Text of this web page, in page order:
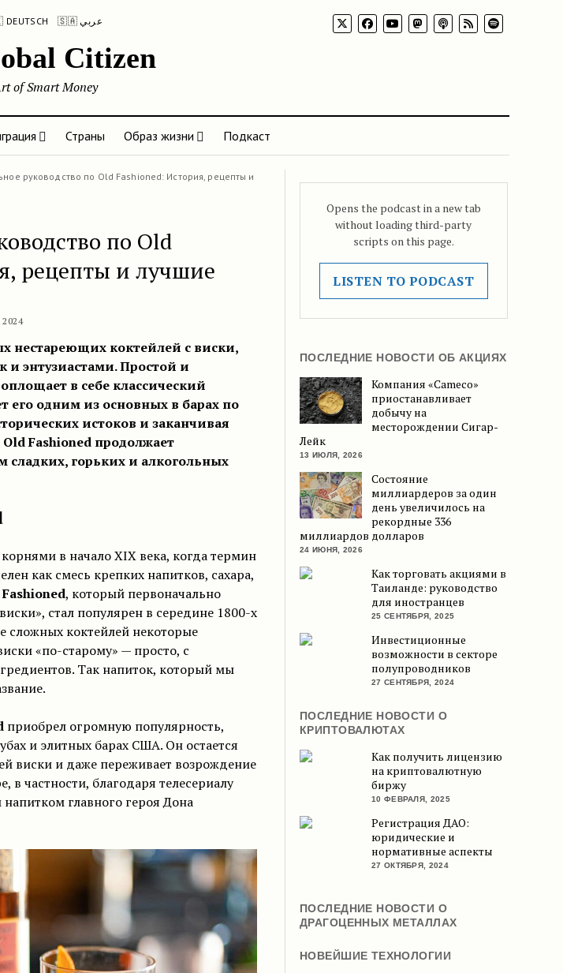
🇸🇦 عربي
Citizen
of Smart Money
Страны Образ жизни Подкаст
руководство по Old Fashioned: История, рецепты и
по Old
рецепты и лучшие
нестареющих коктейлей с виски,
энтузиастами. Простой и
в себе классический
его одним из основных в барах по
истоков и заканчивая
Fashioned продолжает
сладких, горьких и алкогольных
в начало XIX века, когда термин
как смесь крепких напитков, сахара,
, который первоначально
стал популярен в середине 1800-х
сложных коктейлей некоторые
«по-старому» — просто, с
Так напиток, который мы
приобрел огромную популярность,
и элитных барах США. Он остается
виски и даже переживает возрождение
в частности, благодаря телесериалу
главного героя Дона
Opens the podcast in a new tab
without loading third-party
scripts on this page.
LISTEN TO PODCAST
ПОСЛЕДНИЕ НОВОСТИ ОБ АКЦИЯХ
Компания «Cameco»
приостанавливает
добычу на
месторождении Сигар-
Лейк
13 ИЮЛЯ, 2026
Состояние
миллиардеров за один
день увеличилось на
рекордные 336
миллиардов долларов
24 ИЮНЯ, 2026
Как торговать акциями в
Таиланде: руководство
для иностранцев
25 СЕНТЯБРЯ, 2025
Инвестиционные
возможности в секторе
полупроводников
27 СЕНТЯБРЯ, 2024
ПОСЛЕДНИЕ НОВОСТИ О
КРИПТОВАЛЮТАХ
Как получить лицензию
на криптовалютную
биржу
10 ФЕВРАЛЯ, 2025
Регистрация ДАО:
юридические и
нормативные аспекты
27 ОКТЯБРЯ, 2024
ПОСЛЕДНИЕ НОВОСТИ О
ДРАГОЦЕННЫХ МЕТАЛЛАХ
НОВЕЙШИЕ ТЕХНОЛОГИИ